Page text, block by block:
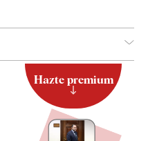
Hazte premium